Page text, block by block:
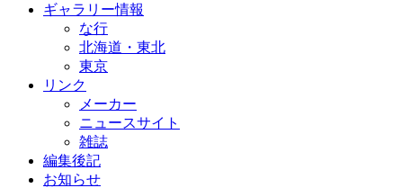
ギャラリー情報
な行
北海道・東北
東京
リンク
メーカー
ニュースサイト
雑誌
編集後記
お知らせ